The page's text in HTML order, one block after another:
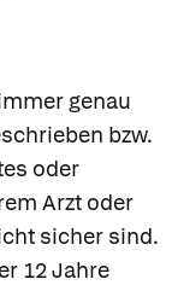
genau
bzw.
oder
Arzt oder
sicher sind.
12 Jahre